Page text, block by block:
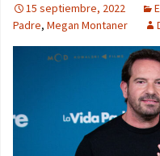
15 septiembre, 2022
Padre, Megan Montaner